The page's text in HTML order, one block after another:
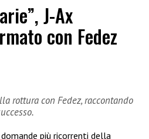
J-Ax
con Fedez
rottura con Fedez, raccontando
più ricorrenti della